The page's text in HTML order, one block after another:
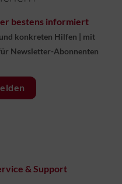
bestens informiert
konkreten Hilfen | mit
Newsletter-Abonnenten
& Support